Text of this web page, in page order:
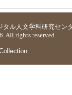
タル人文学科研究セン
All rights reserved